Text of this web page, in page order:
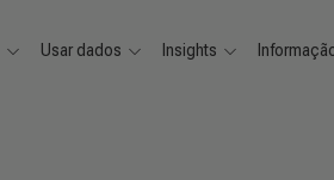
Usar dados Insights